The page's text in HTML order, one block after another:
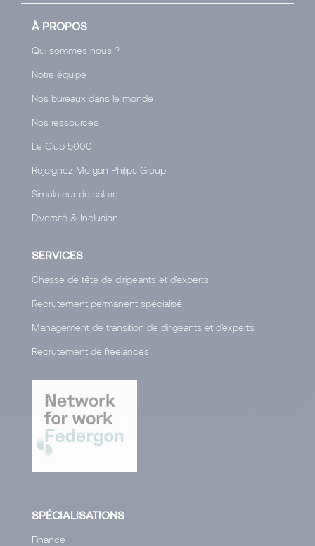
À PROPOS
Qui sommes nous ?
Notre équipe
Nos bureaux dans le monde
Nos ressources
Le Club 5000
Rejoignez Morgan Philips Group
Simulateur de salaire
Diversité & Inclusion
SERVICES
Chasse de tête de dirigeants et d'experts
Recrutement permanent spécialisé
Management de transition de dirigeants et d'experts
Recrutement de freelances
SPÉCIALISATIONS
Finance